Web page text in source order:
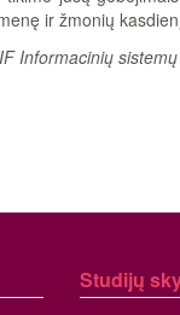
ir žmonių
Informacinių
Studijų